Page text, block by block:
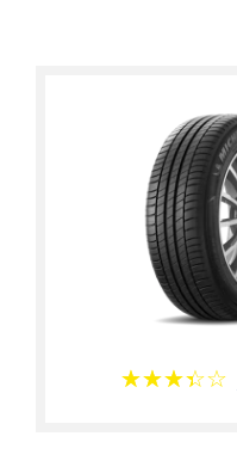
★★★★★
☆☆☆☆☆